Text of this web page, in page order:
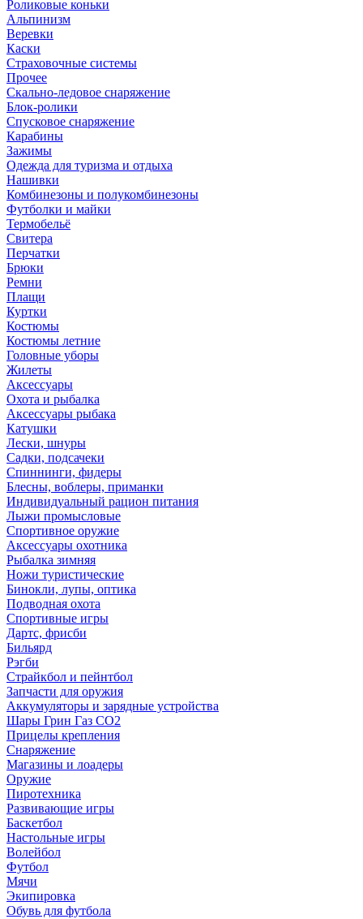
Роликовые коньки
Альпинизм
Веревки
Каски
Страховочные системы
Прочее
Скально-ледовое снаряжение
Блок-ролики
Спусковое снаряжение
Карабины
Зажимы
Одежда для туризма и отдыха
Нашивки
Комбинезоны и полукомбинезоны
Футболки и майки
Термобельё
Свитера
Перчатки
Брюки
Ремни
Плащи
Куртки
Костюмы
Костюмы летние
Головные уборы
Жилеты
Аксессуары
Охота и рыбалка
Аксессуары рыбака
Катушки
Лески, шнуры
Садки, подсачеки
Спиннинги, фидеры
Блесны, воблеры, приманки
Индивидуальный рацион питания
Лыжи промысловые
Спортивное оружие
Аксессуары охотника
Рыбалка зимняя
Ножи туристические
Бинокли, лупы, оптика
Подводная охота
Спортивные игры
Дартс, фрисби
Бильярд
Рэгби
Страйкбол и пейнтбол
Запчасти для оружия
Аккумуляторы и зарядные устройства
Шары Грин Газ СО2
Прицелы крепления
Снаряжение
Магазины и лоадеры
Оружие
Пиротехника
Развивающие игры
Баскетбол
Настольные игры
Волейбол
Футбол
Мячи
Экипировка
Обувь для футбола